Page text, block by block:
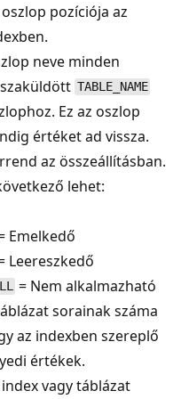
pozíciója az
neve minden
TABLE_NAME
Ez az oszlop
értéket ad vissza.
az összeállításban.
lehet:
Emelkedő
Leereszkedő
= Nem alkalmazható
sorainak száma
az indexben szereplő
értékek.
index vagy táblázat